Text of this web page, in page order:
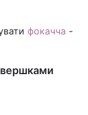
фокачча -
вершками